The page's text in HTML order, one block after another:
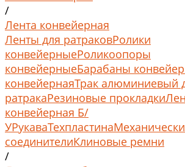
/
Лента конвейерная
Ленты для ратраковРолики
конвейерныеРоликоопоры
конвейерныеБарабаны
конвейернаяТрак алюминиевый
ратракаРезиновые прокладки
конвейерная Б/
УРукаваТехпластина
соединителиКлиновые ремни
/